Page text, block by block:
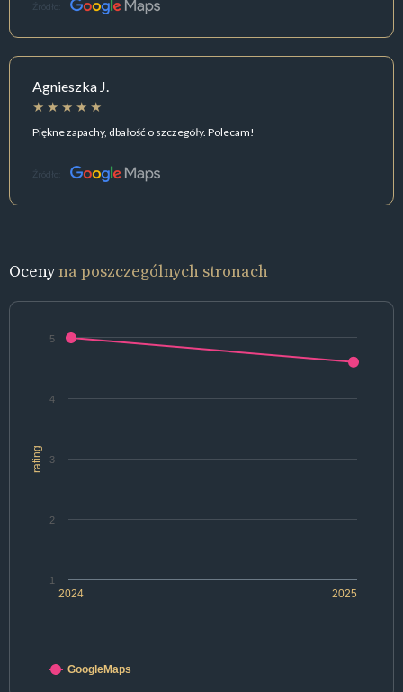
Źródło:
Agnieszka J.
Piękne zapachy, dbałość o szczegóły. Polecam!
Źródło:
Ocenyna poszczególnych stronach
rating
2024 2025
1
2
3
4
5
GoogleMaps